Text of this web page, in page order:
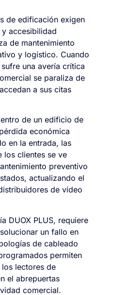
de edificación exigen
accesibilidad
de mantenimiento
y logístico. Cuando
una avería crítica
se paraliza de
a sus citas
de un edificio de
económica
en la entrada, las
los clientes se ve
preventivo
actualizando el
de vídeo
DUOX PLUS, requiere
un fallo en
de cableado
permiten
lectores de
el abrepuertas
comercial.